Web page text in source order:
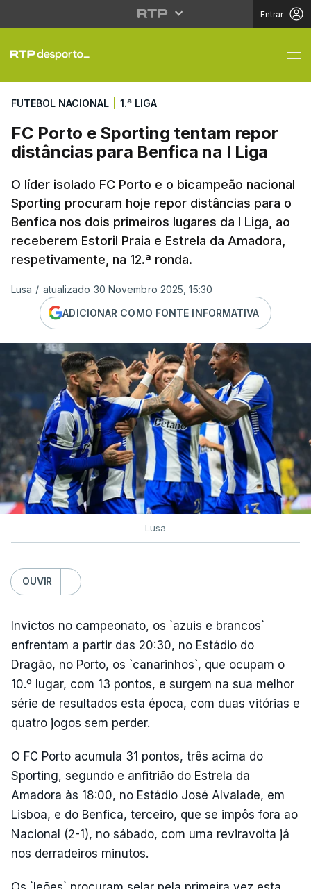
Entrar
FC Porto e Sporting
FUTEBOL NACIONAL 1.ª LIGA
FC Porto e Sporting tentam repor
distâncias para Benfica na I Liga
O líder isolado FC Porto e o bicampeão nacional
Sporting procuram hoje repor distâncias para o
Benfica nos dois primeiros lugares da I Liga, ao
receberem Estoril Praia e Estrela da Amadora,
respetivamente, na 12.ª ronda.
Lusa / atualizado 30 Novembro 2025, 15:30
ADICIONAR COMO FONTE INFORMATIVA
Lusa
OUVIR
Invictos no campeonato, os `azuis e brancos`
enfrentam a partir das 20:30, no Estádio do
Dragão, no Porto, os `canarinhos`, que ocupam o
10.º lugar, com 13 pontos, e surgem na sua melhor
série de resultados esta época, com duas vitórias e
quatro jogos sem perder.
O FC Porto acumula 31 pontos, três acima do
Sporting, segundo e anfitrião do Estrela da
Amadora às 18:00, no Estádio José Alvalade, em
Lisboa, e do Benfica, terceiro, que se impôs fora ao
Nacional (2-1), no sábado, com uma reviravolta já
nos derradeiros minutos.